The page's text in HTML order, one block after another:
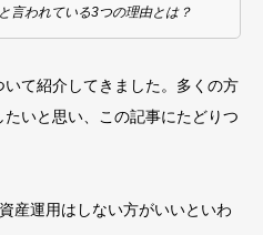
言われている3つの理由とは？
て紹介してきました。多くの方
いと思い、この記事にたどりつ
産運用はしない方がいいといわ